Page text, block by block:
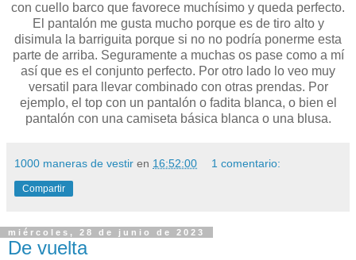
con cuello barco que favorece muchísimo y queda perfecto.
El pantalón me gusta mucho porque es de tiro alto y
disimula la barriguita porque si no no podría ponerme esta
parte de arriba. Seguramente a muchas os pase como a mí
así que es el conjunto perfecto. Por otro lado lo veo muy
versatil para llevar combinado con otras prendas. Por
ejemplo, el top con un pantalón o fadita blanca, o bien el
pantalón con una camiseta básica blanca o una blusa.
1000 maneras de vestir en 16:52:00 1 comentario:
Compartir
miércoles, 28 de junio de 2023
De vuelta